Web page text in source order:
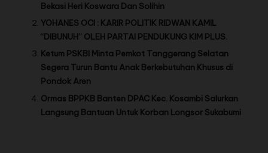
Bekasi Heri Koswara Dan Solihin
YOHANES OCI : KARIR POLITIK RIDWAN KAMIL
“DIBUNUH” OLEH PARTAI PENDUKUNG KIM PLUS.
Ketum PSKBI Minta Pemkot Tanggerang Selatan
Segera Turun Bantu Anak Berkebutuhan Khusus di
Pondok Aren
Ormas BPPKB Banten DPAC Kec. Kosambi Salurkan
Langsung Bantuan Untuk Korban Longsor Sukabumi